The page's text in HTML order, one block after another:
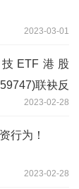
2023-03-01
ETF港股
联袂反
2023-02-28
行为！
2023-02-28